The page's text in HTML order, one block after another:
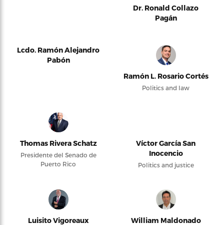
Dr. Ronald Collazo
Pagán
Lcdo. Ramón Alejandro
Pabón
Ramón L. Rosario Cortés
Politics and law
Thomas Rivera Schatz
Presidente del Senado de
Puerto Rico
Víctor García San
Inocencio
Politics and justice
Luisito Vigoreaux William Maldonado